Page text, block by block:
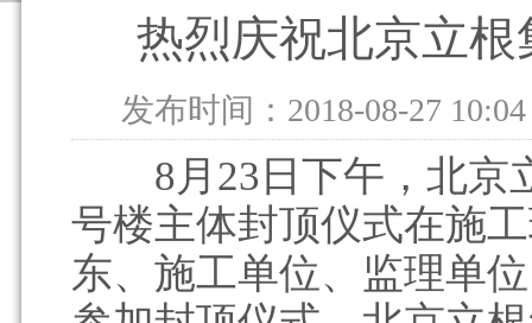
热烈庆祝北京立
发布时间：2018-08-27 10:04
8月23日下午，北京
号楼主体封顶仪式在施
东、施工单位、监理单